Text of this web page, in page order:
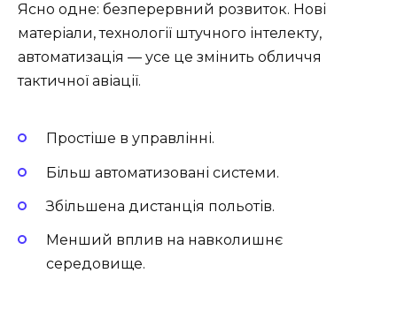
Ясно одне: безперервний розвиток. Нові
матеріали, технології штучного інтелекту,
автоматизація — усе це змінить обличчя
тактичної авіації.
Простіше в управлінні.
Більш автоматизовані системи.
Збільшена дистанція польотів.
Менший вплив на навколишнє
середовище.